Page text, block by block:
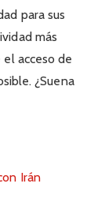
para sus
más
acceso de
¿Suena
Irán